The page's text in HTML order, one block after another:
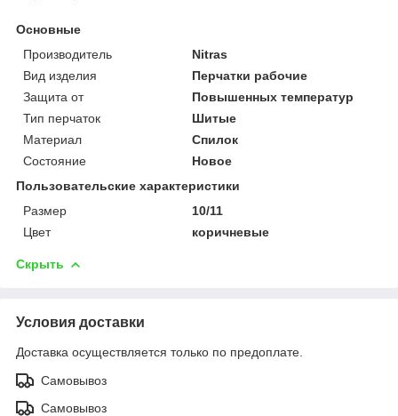
Основные
Производитель
Nitras
Вид изделия
Перчатки рабочие
Защита от
Повышенных температур
Тип перчаток
Шитые
Материал
Спилок
Состояние
Новое
Пользовательские характеристики
Размер
10/11
Цвет
коричневые
Скрыть
Условия доставки
Доставка осуществляется только по предоплате.
Самовывоз
Самовывоз